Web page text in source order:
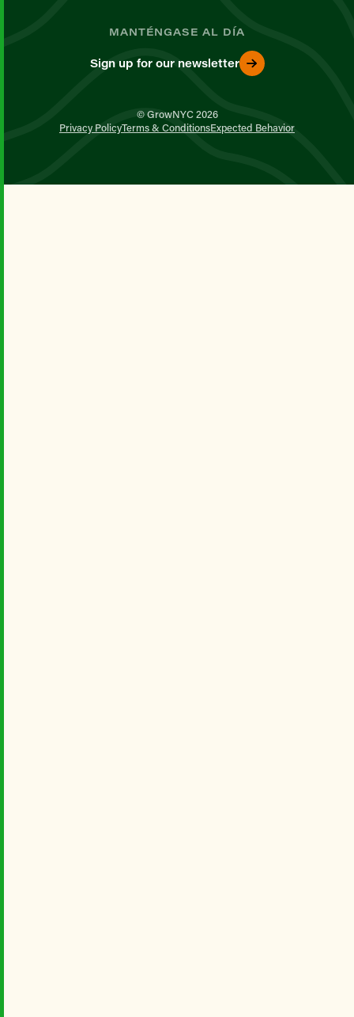
MANTÉNGASE AL DÍA
Sign up for our newsletter
© GrowNYC 2026
Privacy PolicyTerms & ConditionsExpected Behavior